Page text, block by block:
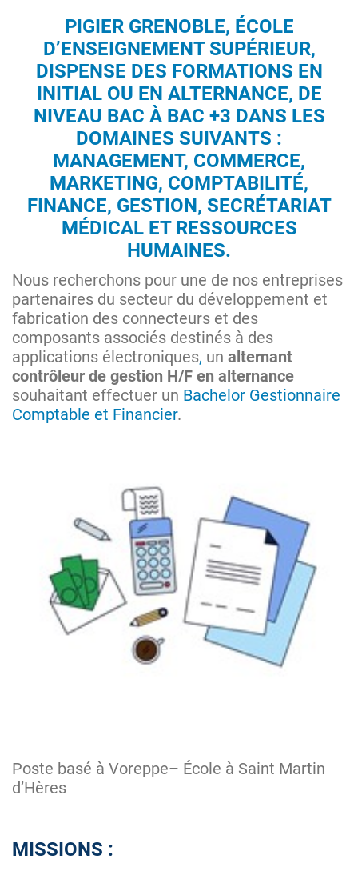
PIGIER GRENOBLE, ÉCOLE
D’ENSEIGNEMENT SUPÉRIEUR,
DISPENSE DES FORMATIONS EN
INITIAL OU EN ALTERNANCE, DE
NIVEAU BAC À BAC +3 DANS LES
DOMAINES SUIVANTS :
MANAGEMENT, COMMERCE,
MARKETING, COMPTABILITÉ,
FINANCE, GESTION, SECRÉTARIAT
MÉDICAL ET RESSOURCES
HUMAINES.
Nous recherchons pour une de nos entreprises
partenaires du secteur du développement et
fabrication des connecteurs et des
composants associés destinés à des
applications électroniques, un alternant
contrôleur de gestion H/F en alternance
souhaitant effectuer un Bachelor Gestionnaire
Comptable et Financier.
Poste basé à Voreppe– École à Saint Martin
d’Hères
MISSIONS :